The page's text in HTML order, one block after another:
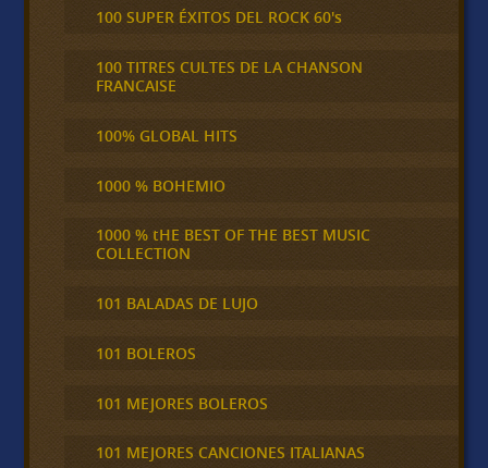
100 SUPER ÉXITOS DEL ROCK 60's
100 TITRES CULTES DE LA CHANSON
FRANCAISE
100% GLOBAL HITS
1000 % BOHEMIO
1000 % tHE BEST OF THE BEST MUSIC
COLLECTION
101 BALADAS DE LUJO
101 BOLEROS
101 MEJORES BOLEROS
101 MEJORES CANCIONES ITALIANAS